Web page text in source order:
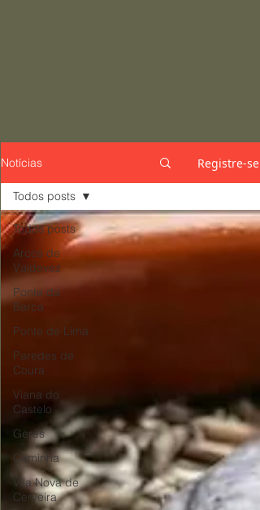
Notícias Registre-se
Todos posts
Arcos de
Valdevez
Ponte da
Barca
Ponte de Lima
Paredes de
Coura
Viana do
Castelo
Gerês
Caminha
Vila Nova de
Cerveira
Todos posts